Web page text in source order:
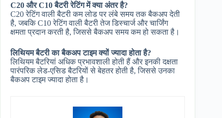
C20 और C10 बैटरी रेटिंग में क्या अंतर है?
C20 रेटिंग वाली बैटरी कम लोड पर लंबे समय तक बैकअप देती
है, जबकि C10 रेटिंग वाली बैटरी तेज डिस्चार्ज और चार्जिंग
क्षमता प्रदान करती है, जिससे बैकअप समय कम हो सकता है।
लिथियम बैटरी का बैकअप टाइम क्यों ज्यादा होता है?
लिथियम बैटरियां अधिक प्रभावशाली होती हैं और इनकी दक्षता
पारंपरिक लेड-एसिड बैटरियों से बेहतर होती है, जिससे उनका
बैकअप टाइम ज्यादा होता है।